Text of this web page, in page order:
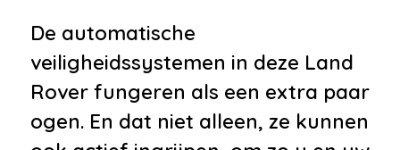
verstelbaar
•Binnenspiegel automatisch
dimmend
•Boordcomputer
•Elektrisch verstelbare
De automatische
veiligheidssystemen in deze Land
Rover fungeren als een extra paar
ogen. En dat niet alleen, ze kunnen